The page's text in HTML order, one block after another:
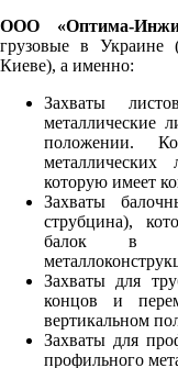
ООО «Оптима-
грузовые в Украине
Киеве), а именно:
Захваты
металлические
положении.
металлических
которую имеет
Захваты
струбцина),
балок в
Захваты для
концов и
вертикальном
Захваты для
профильного